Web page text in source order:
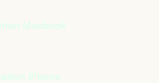
Macbook
iPhone